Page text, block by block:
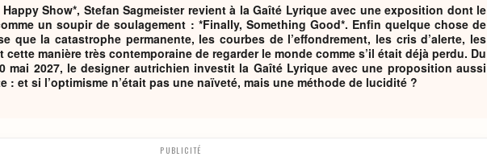
Happy Show*, Stefan Sagmeister revient à la Gaîté Lyrique avec une exposition dont le
un soupir de soulagement : *Finally, Something Good*. Enfin quelque chose de
que la catastrophe permanente, les courbes de l’effondrement, les cris d’alerte, les
manière très contemporaine de regarder le monde comme s’il était déjà perdu. Du
mai 2027, le designer autrichien investit la Gaîté Lyrique avec une proposition aussi
: et si l’optimisme n’était pas une naïveté, mais une méthode de lucidité ?
PUBLICITÉ